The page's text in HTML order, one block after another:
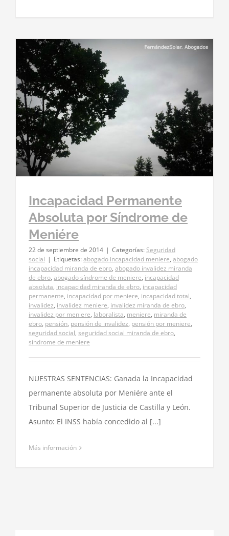
Incapacidad Permanente
Absoluta por Síndrome de
Meniére
22 de septiembre de 2014 | Categorías:Seguridad
social | Etiquetas:abogado incapacidad meniere, abogado
incapacidad miranda de ebro, abogado invalidez miranda
de ebro, abogado síndrome de meniere, incapacidad
absoluta, incapacidad miranda de ebro, incapacidad
permanente, incapacidad por meniere, incapacidad total,
invalidez, invalidez meniere, invalidez miranda de ebro,
invalidez por meniere, laboralista, meniere, miranda de
ebro, pensión, pensión de invalidez, pensión por meniere,
seguridad social, seguridad social miranda de ebro,
síndrome de meniere
NUESTRAS SENTENCIAS: Ganada la Incapacidad
permanente absoluta por Meniére ante el
Tribunal Superior de Justicia de Castilla y León.
Asunto: El INSS había concedido al [...]
Más información